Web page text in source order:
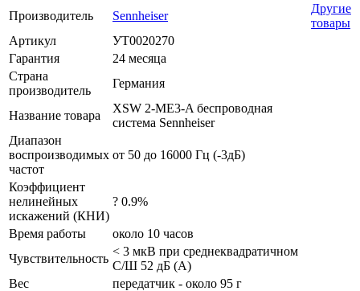
Производитель
Sennheiser
Другие
товары
Артикул
УТ0020270
Гарантия
24 месяца
Страна
производитель
Германия
Название товара
XSW 2-ME3-A беспроводная
система Sennheiser
Диапазон
воспроизводимых
частот
от 50 до 16000 Гц (-3дБ)
Коэффициент
нелинейных
искажений (КНИ)
? 0.9%
Время работы
около 10 часов
Чувствительность
< 3 мкВ при среднеквадратичном
С/Ш 52 дБ (А)
Вес
передатчик - около 95 г